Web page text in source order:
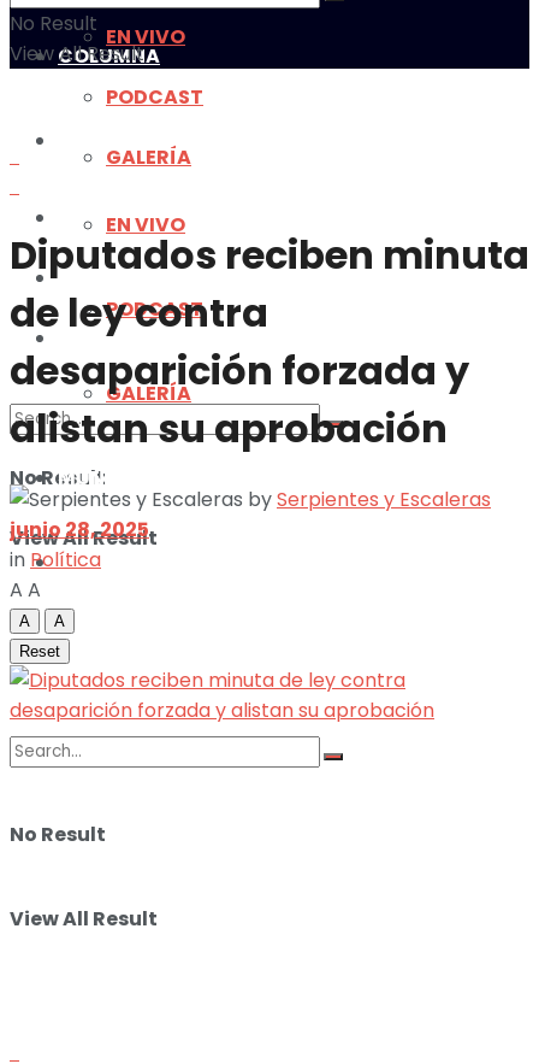
EN VIVO
PODCAST
GALERÍA
MUNDO
ILUSTRACIONES
DEPORTES
No Result
View All Result
COLUMNA
MULTIMEDIA
EN VIVO
PODCAST
GALERÍA
MUNDO
ILUSTRACIONES
DEPORTES
No Result
View All Result
No Result
View All Result
Diputados reciben minuta
de ley contra
desaparición forzada y
alistan su aprobación
bySerpientes y Escaleras
junio 28, 2025
in Política
A A
A
A
Reset